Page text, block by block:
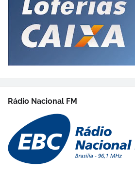
Rádio Nacional FM